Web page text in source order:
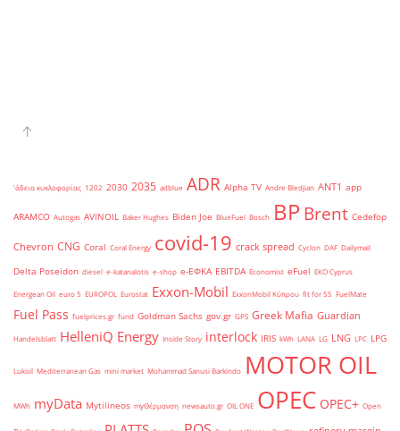
'άδεια κυκλοφορίας 1202 2030 2035 adblue ADR Alpha TV Andre Bledjian ANT1 app
ARAMCO Autogas AVINOIL Baker Hughes Biden Joe BlueFuel Bosch BPBrent Cedefop
Chevron CNG Coral Coral Energy covid-19 crack spread Cyclon DAF Dailymail
Delta Poseidon diesel e-katanalotis e-shop e-ΕΦΚΑ EBITDA Economist eFuel EKO Cyprus
Energean Oil euro 5 EUROPOL Eurostat Exxon-Mobil ExxonMobil Κύπρου fit for 55 FuelMate
Fuel Pass fuelprices.gr fund Goldman Sachs gov.gr GPS Greek Mafia Guardian
Handelsblatt HelleniQ Energy Inside Story interlock IRIS kWh LANA LG LNG LPC LPG
Lukoil Mediterranean Gas mini market Mohammad Sanusi Barkindo MOTOR OIL
MWh myData Mytilineos myΘέρμανση newsauto.gr OIL ONE OPEC OPEC+ Open